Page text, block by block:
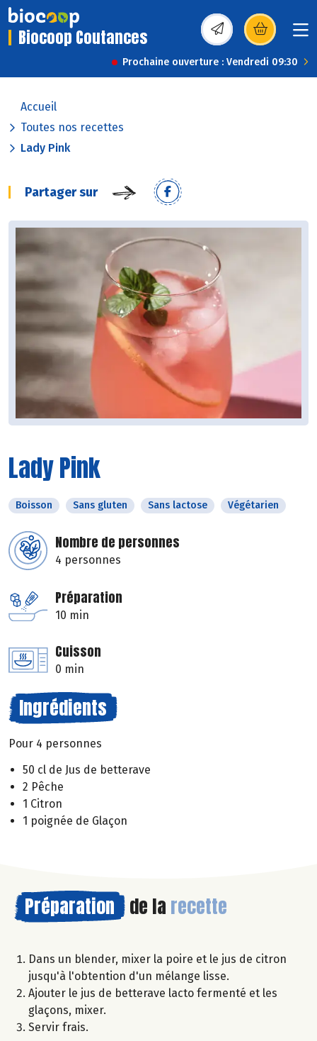
Biocoop Coutances (s’ouvre dans une
Prochaine ouverture : Vendredi 09:30
Accueil
Toutes nos recettes
Lady Pink
Partager sur
Lady Pink
Boisson Sans gluten Sans lactose Végétarien
Nombre de personnes
4 personnes
Préparation
10 min
Cuisson
0 min
Ingrédients
Pour 4 personnes
50 cl de Jus de betterave
2 Pêche
1 Citron
1 poignée de Glaçon
Préparation de la recette
Dans un blender, mixer la poire et le jus de citron
jusqu'à l'obtention d'un mélange lisse.
Ajouter le jus de betterave lacto fermenté et les
glaçons, mixer.
Servir frais.